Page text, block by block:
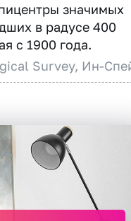
значимых
в радусе 400
с 1900 года.
Survey, Ин-